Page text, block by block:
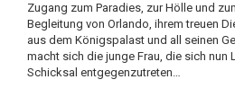
Zugang zum Paradies, zur Hölle und
Begleitung von Orlando, ihrem treuen
aus dem Königspalast und all seinen
macht sich die junge Frau, die sich nun
Schicksal entgegenzutreten…